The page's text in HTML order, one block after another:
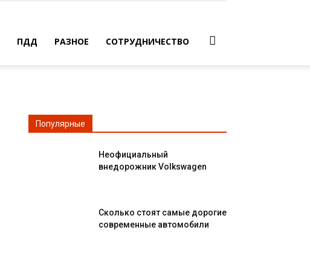
ПДД РАЗНОЕ СОТРУДНИЧЕСТВО
Популярные
Неофициальный
внедорожник Volkswagen
Сколько стоят самые дорогие
современные автомобили